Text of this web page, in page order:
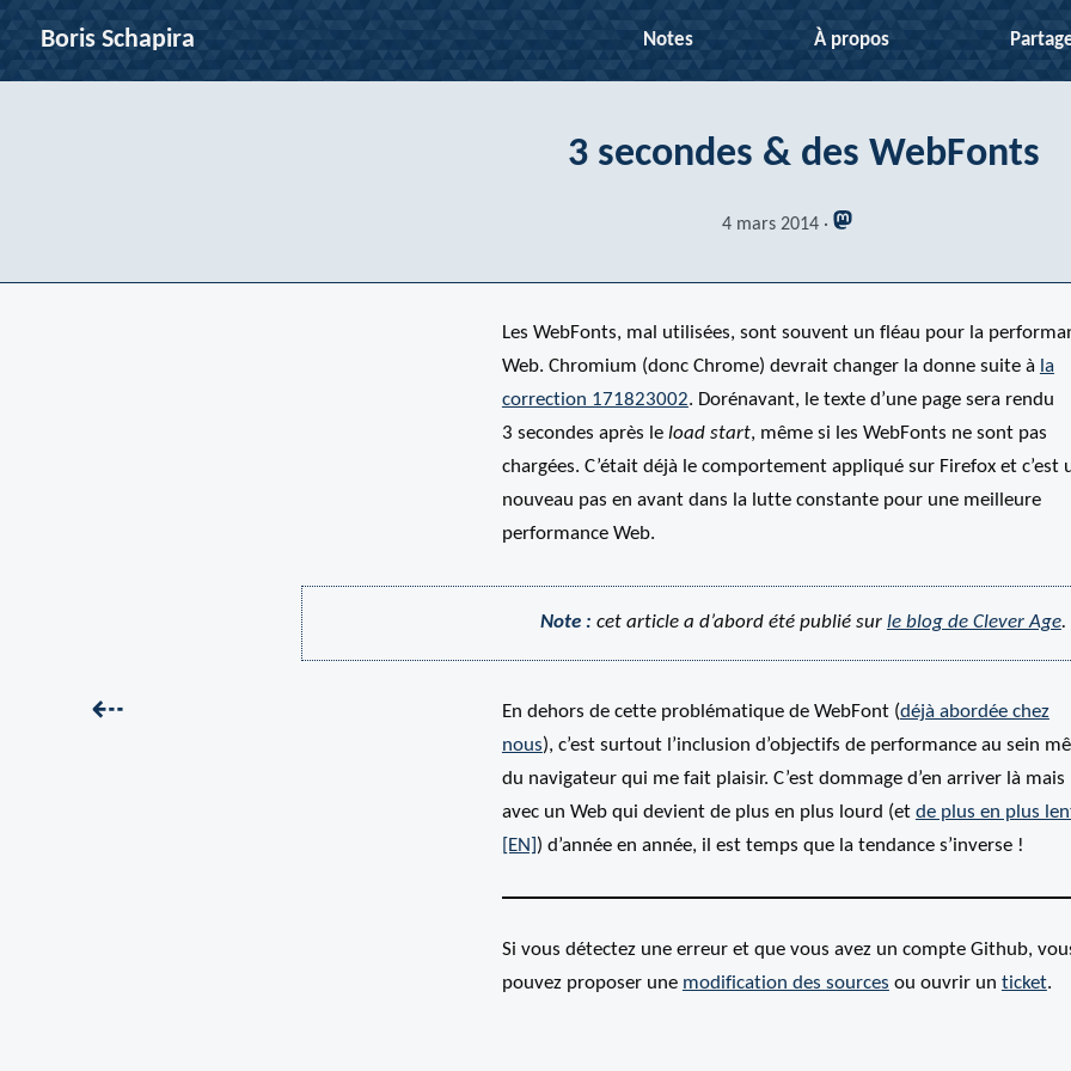
Boris Schapira Notes À propos
3 secondes & des WebFonts
4 mars 2014
Les WebFonts, mal utilisées, sont souvent un fléau pour la
Web. Chromium (donc Chrome) devrait changer la donne suite à la
correction 171823002. Dorénavant, le texte d’une page sera rendu
3 secondes après le load start, même si les WebFonts ne sont pas
chargées. C’était déjà le comportement appliqué sur Firefox et c’est
nouveau pas en avant dans la lutte constante pour une meilleure
performance Web.
Note : cet article a d’abord été publié sur le blog de Clever Age.
En dehors de cette problématique de WebFont (déjà abordée chez
nous), c’est surtout l’inclusion d’objectifs de performance au sein
du navigateur qui me fait plaisir. C’est dommage d’en arriver là mais
avec un Web qui devient de plus en plus lourd (et de plus en plus
[EN] ) d’année en année, il est temps que la tendance s’inverse !
Si vous détectez une erreur et que vous avez un compte Github,
pouvez proposer une modification des sources ou ouvrir un ticket.
Précédent :
⇠